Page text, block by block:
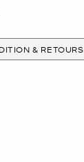
& RETOURS